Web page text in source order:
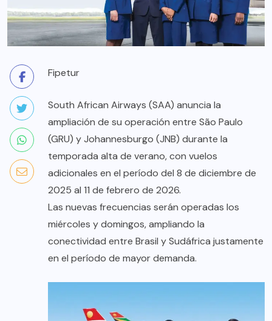
Fipetur
South African Airways (SAA) anuncia la
ampliación de su operación entre São Paulo
(GRU) y Johannesburgo (JNB) durante la
temporada alta de verano, con vuelos
adicionales en el período del 8 de diciembre de
2025 al 11 de febrero de 2026.
Las nuevas frecuencias serán operadas los
miércoles y domingos, ampliando la
conectividad entre Brasil y Sudáfrica justamente
en el período de mayor demanda.